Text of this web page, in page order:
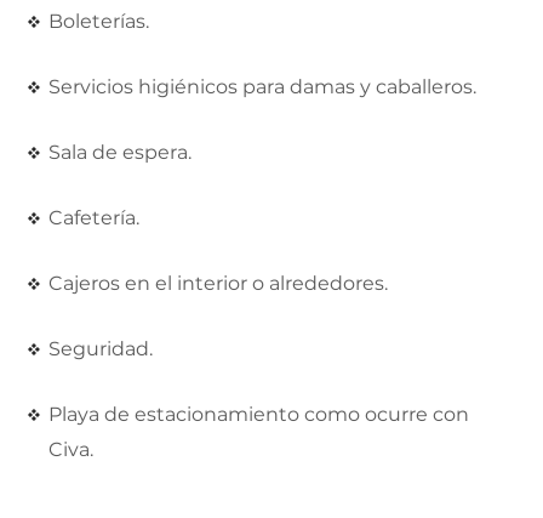
Boleterías.
Servicios higiénicos para damas y caballeros.
Sala de espera.
Cafetería.
Cajeros en el interior o alrededores.
Seguridad.
Playa de estacionamiento como ocurre con
Civa.